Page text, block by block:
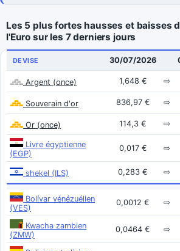
Les 5 plus fortes hausses et baisses
l'Euro sur les 7 derniers jours
DEVISE 30/07/2026
Argent (once) 1,648 € ⇨
Souverain d'or 836,97 € ⇨
Or (once) 114,3 € ⇨
Livre égyptienne
(EGP)
0,017 € ⇨
shekel (ILS) 0,283 € ⇨
Bolívar vénézuélien
(VES)
0,0012 € ⇨
Kwacha zambien
(ZMW)
0,0464 € ⇨